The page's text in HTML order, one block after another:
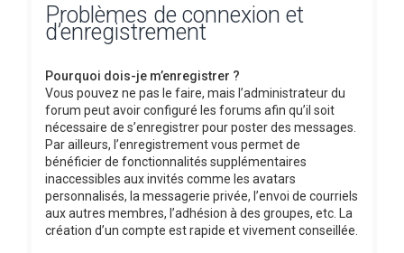
Problèmes de connexion et
d’enregistrement
Pourquoi dois-je m’enregistrer ?
Vous pouvez ne pas le faire, mais l’administrateur du
forum peut avoir configuré les forums afin qu’il soit
nécessaire de s’enregistrer pour poster des messages.
Par ailleurs, l’enregistrement vous permet de
bénéficier de fonctionnalités supplémentaires
inaccessibles aux invités comme les avatars
personnalisés, la messagerie privée, l’envoi de courriels
aux autres membres, l’adhésion à des groupes, etc. La
création d’un compte est rapide et vivement conseillée.